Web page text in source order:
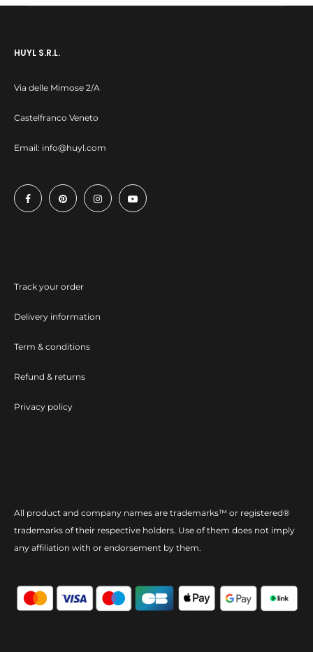
HUYL S.R.L.
Via delle Mimose 2/A
Castelfranco Veneto
Email: info@huyl.com
Track your order
Delivery information
Term & conditions
Refund & returns
Privacy policy
All product and company names are trademarks™ or registered®
trademarks of their respective holders. Use of them does not imply
any affiliation with or endorsement by them.